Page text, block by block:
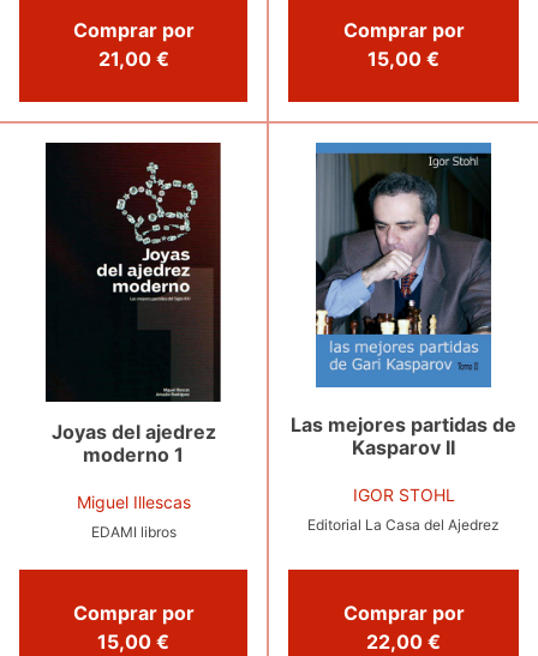
Comprar por
21,00 €
Comprar por
15,00 €
Joyas del ajedrez
moderno 1
Miguel Illescas
EDAMI libros
Comprar por
15,00 €
Las mejores partidas de
Kasparov II
IGOR STOHL
Editorial La Casa del Ajedrez
Comprar por
22,00 €